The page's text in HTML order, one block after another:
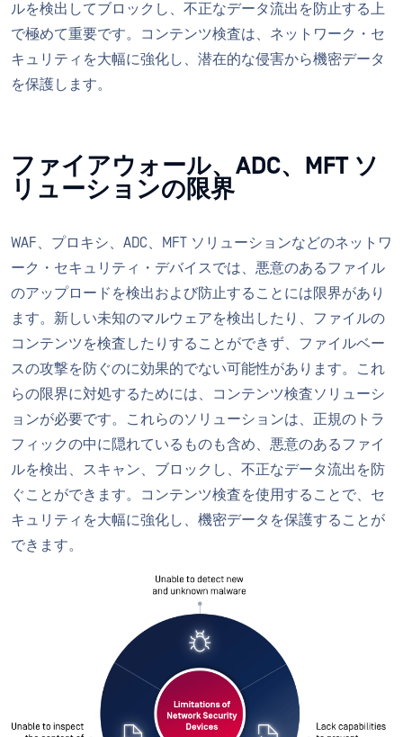
ルを検出してブロックし、不正なデータ流出を防止する上
で極めて重要です。コンテンツ検査は、ネットワーク・セ
キュリティを大幅に強化し、潜在的な侵害から機密データ
を保護します。
ファイアウォール、ADC、MFT ソ
リューションの限界
WAF、プロキシ、ADC、MFT ソリューションなどのネットワ
ーク・セキュリティ・デバイスでは、悪意のあるファイル
のアップロードを検出および防止することには限界があり
ます。新しい未知のマルウェアを検出したり、ファイルの
コンテンツを検査したりすることができず、ファイルベー
スの攻撃を防ぐのに効果的でない可能性があります。これ
らの限界に対処するためには、コンテンツ検査ソリューシ
ョンが必要です。これらのソリューションは、正規のトラ
フィックの中に隠れているものも含め、悪意のあるファイ
ルを検出、スキャン、ブロックし、不正なデータ流出を防
ぐことができます。コンテンツ検査を使用することで、セ
キュリティを大幅に強化し、機密データを保護することが
できます。